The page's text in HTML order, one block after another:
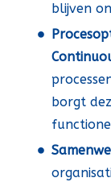
blijven
borgt